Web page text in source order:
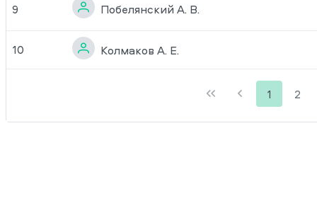
9 Побелянский А. В.
10 Колмаков А. Е.
1 2